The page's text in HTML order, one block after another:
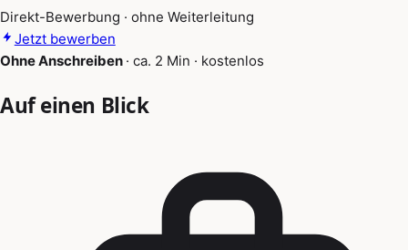
Direkt-Bewerbung · ohne Weiterleitung
Jetzt bewerben
Ohne Anschreiben · ca. 2 Min · kostenlos
Auf einen Blick